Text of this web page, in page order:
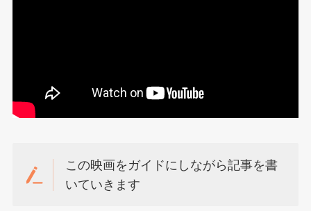
この映画をガイドにしながら記事を書
いていきます